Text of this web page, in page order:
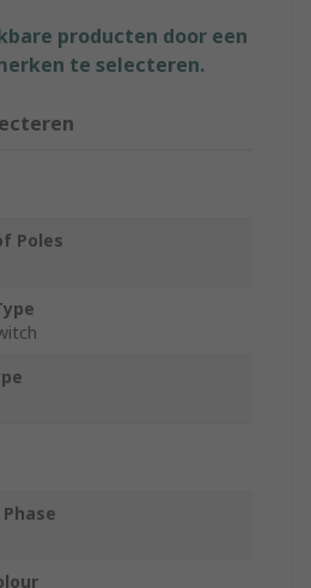
producten door een
te selecteren.
Poles